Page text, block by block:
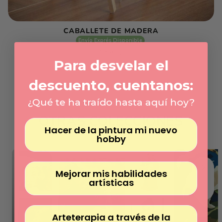
CABALLETE DE MADERA
Envío Exprés Disponible
habitual
Precio
unitario
por
OTRAS COLECCIONES
Para desvelar el
descuento, cuentanos:
¿Qué te ha traído hasta aquí hoy?
Hacer de la pintura mi nuevo
hobby
Mejorar mis habilidades
artísticas
Arteterapia a través de la